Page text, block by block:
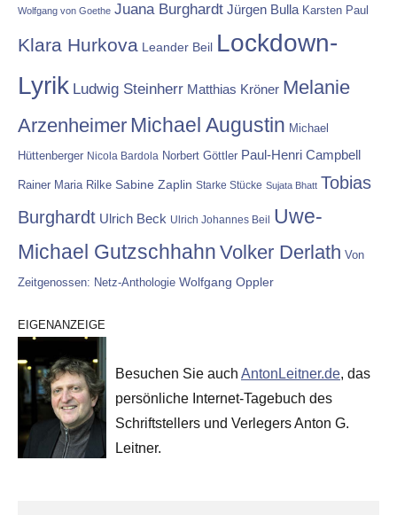
Wolfgang von Goethe Juana Burghardt Jürgen Bulla Karsten Paul
Klara Hurkova Leander Beil Lockdown-
Lyrik Ludwig Steinherr Matthias Kröner Melanie
Arzenheimer Michael Augustin Michael
Hüttenberger Nicola Bardola Norbert Göttler Paul-Henri Campbell
Rainer Maria Rilke Sabine Zaplin Starke Stücke Sujata Bhatt Tobias
Burghardt Ulrich Beck Ulrich Johannes Beil
Uwe-
Michael Gutzschhahn Volker Derlath Von
Zeitgenossen: Netz-Anthologie Wolfgang Oppler
EIGENANZEIGE
Besuchen Sie auch AntonLeitner.de, das
persönliche Internet-Tagebuch des
Schriftstellers und Verlegers Anton G.
Leitner.